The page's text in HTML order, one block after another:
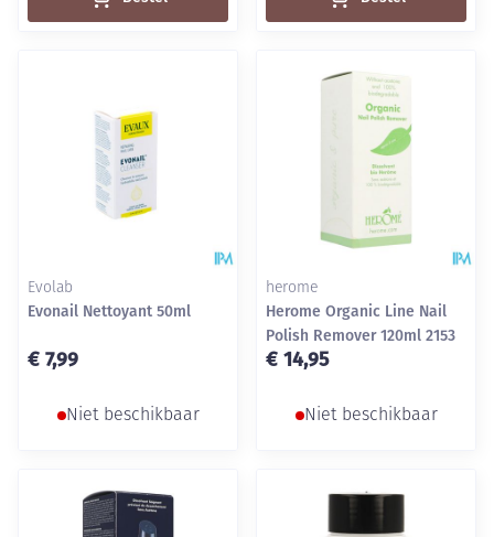
Evolab
Evonail Nettoyant 50ml
€ 7,99
Niet beschikbaar
herome
Herome Organic Line Nail
Polish Remover 120ml 2153
€ 14,95
Niet beschikbaar